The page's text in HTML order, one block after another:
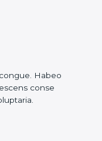
Habeo
conse